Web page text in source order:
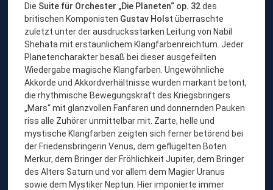
Die Suite für Orchester „Die Planeten“ op. 32des
britischen Komponisten Gustav Holst überraschte
zuletzt unter der ausdrucksstarken Leitung von Nabil
Shehata mit erstaunlichem Klangfarbenreichtum. Jeder
Planetencharakter besaß bei dieser ausgefeilten
Wiedergabe magische Klangfarben. Ungewöhnliche
Akkorde und Akkordverhältnisse wurden markant betont,
die rhythmische Bewegungskraft des Kriegsbringers
„Mars“ mit glanzvollen Fanfaren und donnernden Pauken
riss alle Zuhörer unmittelbar mit. Zarte, helle und
mystische Klangfarben zeigten sich ferner betörend bei
der Friedensbringerin Venus, dem geflügelten Boten
Merkur, dem Bringer der Fröhlichkeit Jupiter, dem Bringer
des Alters Saturn und vor allem dem Magier Uranus
sowie dem Mystiker Neptun. Hier imponierte immer